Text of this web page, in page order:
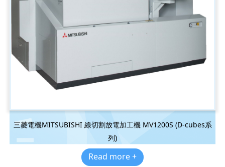
三菱電機MITSUBISHI 線切割放電加工機 MV1200S (D-cubes系
列)
Read more +